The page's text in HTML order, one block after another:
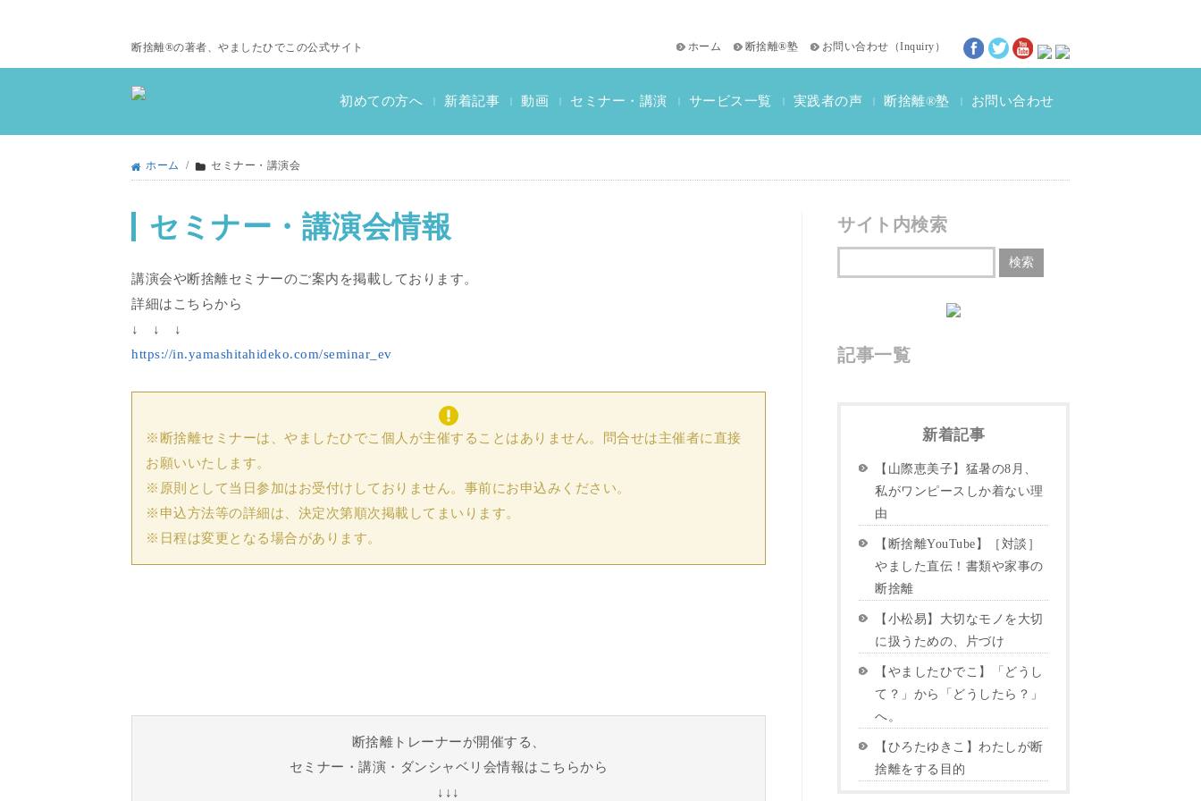
断捨離®の著者、やましたひでこの公式サイト ホーム 断捨離®塾 お問い合わせ （Inquiry ）
初めての方へ | 新着記事 | 動画 | セミナー・講演 | サービス一覧
おススメ書籍
教材一覧
断捨離検定情報
| 実践者の声
断捨離®体験談
動画インタビュー
| 断捨離®塾 | お問い合わせ
ホーム / セミナー・講演会
セミナー・講演会情報
講演会や断捨離セミナーのご案内を掲載しております。
詳細はこちらから
↓ ↓ ↓
https://in.yamashitahideko.com/seminar_ev
※断捨離セミナーは、やましたひでこ個人が主催することはありません。問合せは主催者に直接
お願いいたします。
※原則として当日参加はお受付けしておりません。事前にお申込みください。
※申込方法等の詳細は、決定次第順次掲載してまいります。
※日程は変更となる場合があります。
断捨離トレーナーが開催する、
セミナー・講演・ダンシャベリ会情報はこちらから
↓↓↓
サイト内検索
記事一覧
新着記事
【山際恵美子】猛暑の8月、
私がワンピースしか着ない理
由
【断捨離YouTube】［対談］
やました直伝！書類や家事の
断捨離
【小松易】大切なモノを大切
に扱うための、片づけ
【やましたひでこ】「どうし
て？」から「どうしたら？」
へ。
【ひろたゆきこ】わたしが断
捨離をする目的